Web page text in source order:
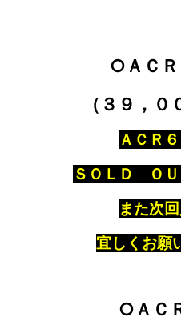
○ＡＣＲ
（３９，０
ＡＣＲ
ＳＯＬＤ ＯＵ
また次
宜しくお願
○ＡＣ